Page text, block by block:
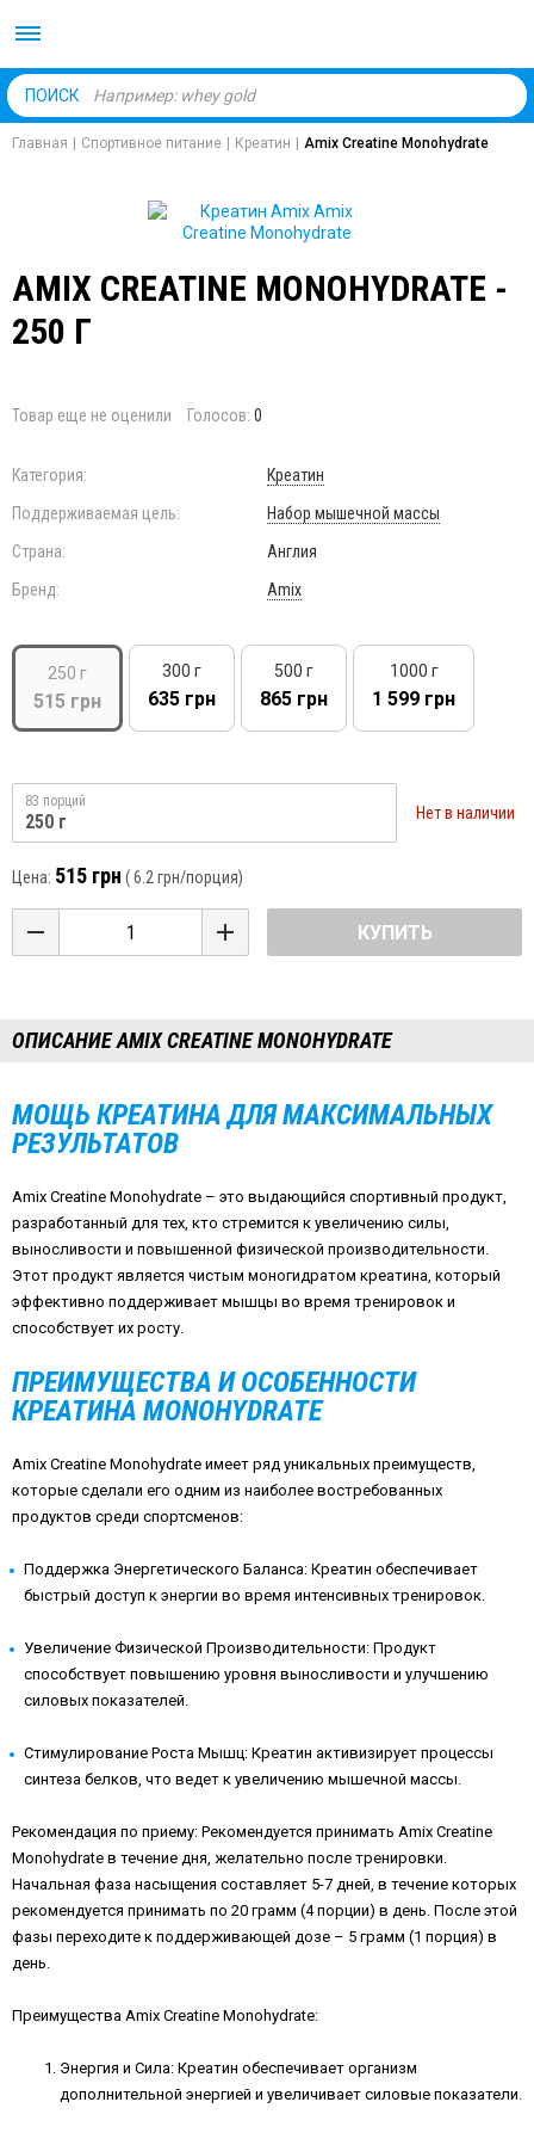
ПОИСК
Главная Спортивное питание Креатин Amix Creatine Monohydrate
AMIX CREATINE MONOHYDRATE -
250 Г
Товар еще не оценили Голосов: 0
Категория:
Креатин
Поддерживаемая цель:
Набор мышечной массы
Страна:
Англия
Бренд:
Amix
250 г
515 грн
300 г
635 грн
500 г
865 грн
1000 г
1 599 грн
83 порций
250 г Нет в наличии
Цена: 515 грн (6.2 грн/порция)
КУПИТЬ
ОПИСАНИЕ AMIX CREATINE MONOHYDRATE
МОЩЬ КРЕАТИНА ДЛЯ МАКСИМАЛЬНЫХ
РЕЗУЛЬТАТОВ
Amix Creatine Monohydrate – это выдающийся спортивный продукт,
разработанный для тех, кто стремится к увеличению силы,
выносливости и повышенной физической производительности.
Этот продукт является чистым моногидратом креатина, который
эффективно поддерживает мышцы во время тренировок и
способствует их росту.
ПРЕИМУЩЕСТВА И ОСОБЕННОСТИ
КРЕАТИНА MONOHYDRATE
Amix Creatine Monohydrate имеет ряд уникальных преимуществ,
которые сделали его одним из наиболее востребованных
продуктов среди спортсменов:
Поддержка Энергетического Баланса: Креатин обеспечивает
быстрый доступ к энергии во время интенсивных тренировок.
Увеличение Физической Производительности: Продукт
способствует повышению уровня выносливости и улучшению
силовых показателей.
Стимулирование Роста Мышц: Креатин активизирует процессы
синтеза белков, что ведет к увеличению мышечной массы.
Рекомендация по приему: Рекомендуется принимать Amix Creatine
Monohydrate в течение дня, желательно после тренировки.
Начальная фаза насыщения составляет 5-7 дней, в течение которых
рекомендуется принимать по 20 грамм (4 порции) в день. После этой
фазы переходите к поддерживающей дозе – 5 грамм (1 порция) в
день.
Преимущества Amix Creatine Monohydrate:
Энергия и Сила: Креатин обеспечивает организм
дополнительной энергией и увеличивает силовые показатели.